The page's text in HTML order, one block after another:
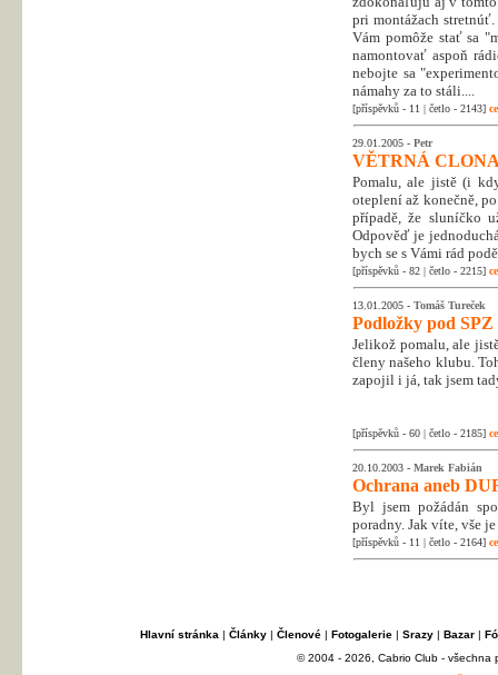
pri montážach
Vám pomôže stať sa
namontovať aspoň
nebojte sa
námahy za to stáli....
[příspěvků - 11 | četlo - 2143]
29.01.2005 - Petr
VĚTRNÁ
Pomalu, ale jistě (i
oteplení až konečně,
případě, že sluníčko
Odpověď je
bych se s Vámi rád
[příspěvků - 82 | četlo - 2215]
13.01.2005 - Tomáš Tureček
Podložky pod SPZ
Jelikož pomalu, ale
členy našeho klubu.
zapojil i já, tak jsem
[příspěvků - 60 | četlo - 2185]
20.10.2003 - Marek Fabián
Ochrana aneb
Byl jsem požádán
poradny. Jak víte, vše
[příspěvků - 11 | četlo - 2164]
Hlavní stránka | Články| Členové| Fotogalerie| Srazy| Bazar|
© 2004 - 2026, Cabrio Club - všechna